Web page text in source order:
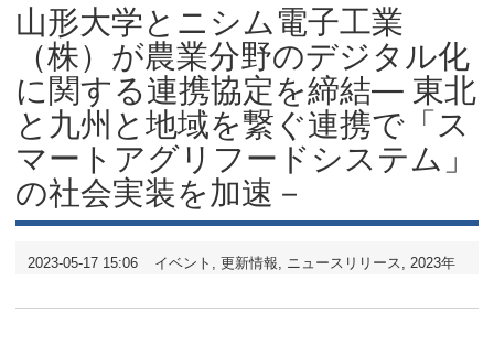
お問い合わせ
山形大学とニシム電子工業
（株）が農業分野のデジタル化
に関する連携協定を締結― 東北
と九州と地域を繋ぐ連携で「ス
マートアグリフードシステム」
の社会実装を加速－
2023-05-17 15:06 イベント 更新情報 ニュースリリース 2023年